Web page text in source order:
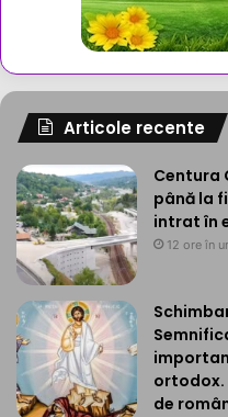
Articole recente
Centura
până la
intrat în
12 ore în
ortodox.
de